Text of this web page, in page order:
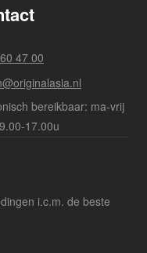
47 00
bereikbaar: ma-vrij
17.00u
i.c.m. de beste